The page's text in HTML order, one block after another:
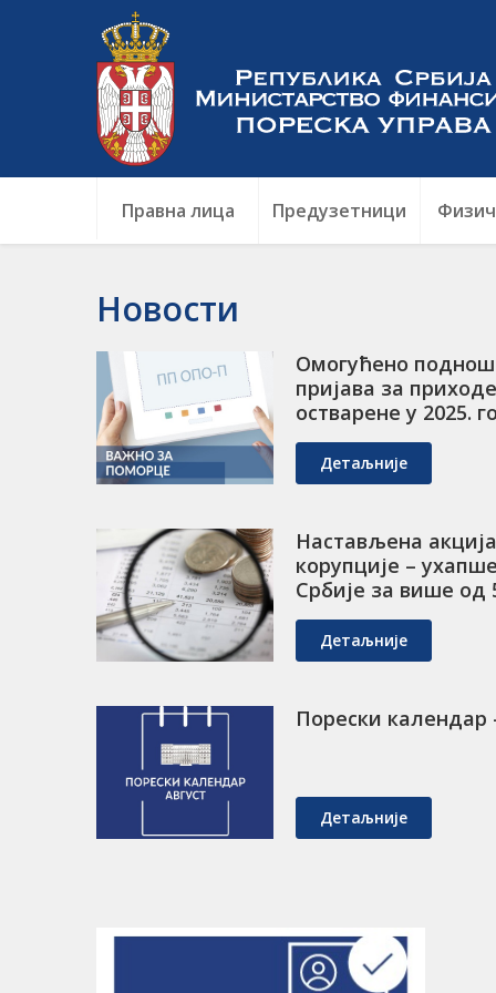
Правна лица Предузетници
Новости
Омогућено
пријава за
остварене у 2025.
Детаљније
Настављена
корупције –
Србије за више
Детаљније
Порески календар
Детаљније